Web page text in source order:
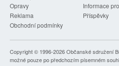
Opravy
Informace
Reklama
Příspěvky
Obchodní podmínky
Copyright © 1996-2026Občanské sdružení
možné pouze po předchozím písemném